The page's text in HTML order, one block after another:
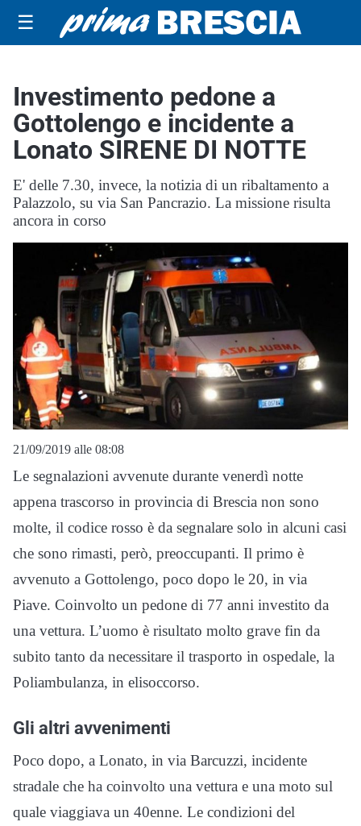
☰
Investimento pedone a
Gottolengo e incidente a
Lonato SIRENE DI NOTTE
E' delle 7.30, invece, la notizia di un ribaltamento a
Palazzolo, su via San Pancrazio. La missione risulta
ancora in corso
21/09/2019 alle 08:08
Le segnalazioni avvenute durante venerdì notte
appena trascorso in provincia di Brescia non sono
molte, il codice rosso è da segnalare solo in alcuni casi
che sono rimasti, però, preoccupanti. Il primo è
avvenuto a Gottolengo, poco dopo le 20, in via
Piave. Coinvolto un pedone di 77 anni investito da
una vettura. L’uomo è risultato molto grave fin da
subito tanto da necessitare il trasporto in ospedale, la
Poliambulanza, in elisoccorso.
Gli altri avvenimenti
Poco dopo, a Lonato, in via Barcuzzi, incidente
stradale che ha coinvolto una vettura e una moto sul
quale viaggiava un 40enne. Le condizioni del